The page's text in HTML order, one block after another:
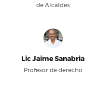
de Alcaldes
Lic Jaime Sanabria
Profesor de derecho